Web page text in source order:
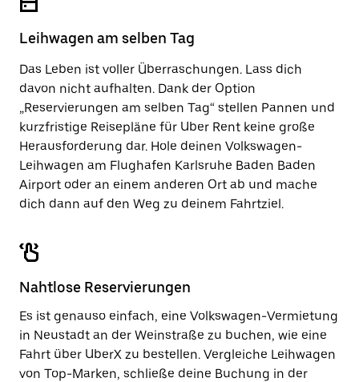
den
Kalender
zu
Leihwagen am selben Tag
Das Leben ist voller Überraschungen. Lass dich
davon nicht aufhalten. Dank der Option
„Reservierungen am selben Tag“ stellen Pannen und
kurzfristige Reisepläne für Uber Rent keine große
Herausforderung dar. Hole deinen Volkswagen-
Leihwagen am Flughafen Karlsruhe Baden Baden
Airport oder an einem anderen Ort ab und mache
dich dann auf den Weg zu deinem Fahrtziel.
Nahtlose Reservierungen
Es ist genauso einfach, eine Volkswagen-Vermietung
in Neustadt an der Weinstraße zu buchen, wie eine
Fahrt über UberX zu bestellen. Vergleiche Leihwagen
von Top-Marken, schließe deine Buchung in der